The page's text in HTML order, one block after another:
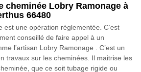
cheminée Lobry Ramonage à
66480
est une opération réglementée. C’est
conseillé de faire appel à un
l’artisan Lobry Ramonage . C’est un
travaux sur les cheminées. Il maitrise les
que ce soit tubage rigide ou